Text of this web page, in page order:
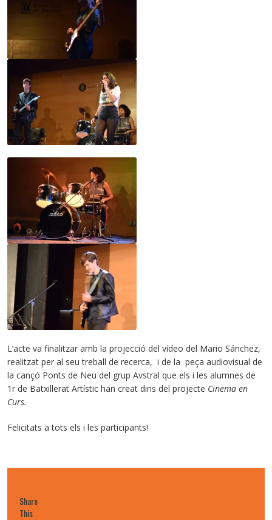
L’acte va finalitzar amb la projecció del vídeo del Mario Sánchez,
realitzat per al seu treball de recerca, i de la peça audiovisual de
la cançó Ponts de Neu del grup Avstral que els i les alumnes de
1r de Batxillerat Artístic han creat dins del projecte Cinema en
Curs.
Felicitats a tots els i les participants!
Share
This